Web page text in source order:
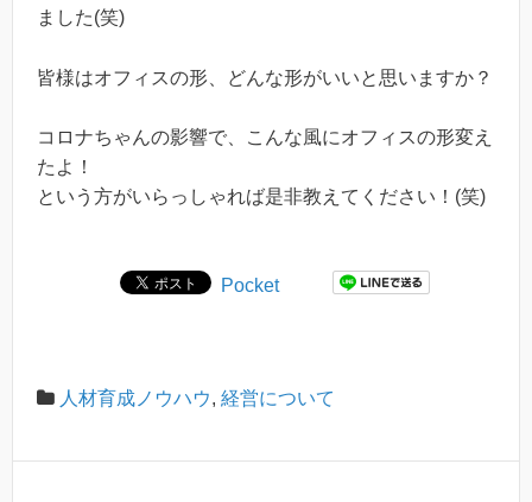
ました(笑)
皆様はオフィスの形、どんな形がいいと思いますか？
コロナちゃんの影響で、こんな風にオフィスの形変え
たよ！
という方がいらっしゃれば是非教えてください！(笑)
Pocket
人材育成ノウハウ, 経営について